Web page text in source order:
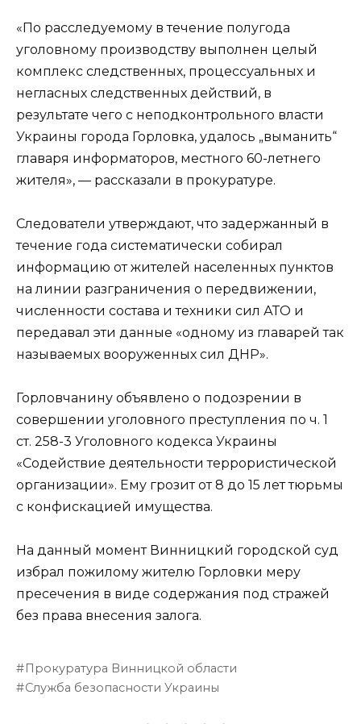
«По расследуемому в течение полугода
уголовному производству выполнен целый
комплекс следственных, процессуальных и
негласных следственных действий, в
результате чего с неподконтрольного власти
Украины города Горловка, удалось „выманить“
главаря информаторов, местного 60-летнего
жителя», — рассказали в прокуратуре.
Следователи утверждают, что задержанный в
течение года систематически собирал
информацию от жителей населенных пунктов
на линии разграничения о передвижении,
численности состава и техники сил АТО и
передавал эти данные «одному из главарей так
называемых вооруженных сил ДНР».
Горловчанину объявлено о подозрении в
совершении уголовного преступления по ч. 1
ст. 258-3 Уголовного кодекса Украины
«Содействие деятельности террористической
организации». Ему грозит от 8 до 15 лет тюрьмы
с конфискацией имущества.
На данный момент Винницкий городской суд
избрал пожилому жителю Горловки меру
пресечения в виде содержания под стражей
без права внесения залога.
Прокуратура Винницкой области
Служба безопасности Украины